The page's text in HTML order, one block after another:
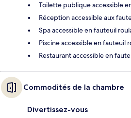
Toilette publique accessible
Réception accessible aux
Spa accessible en fauteuil
Piscine accessible en fauteuil
Restaurant accessible en
Commodités de la chambre
Divertissez-vous